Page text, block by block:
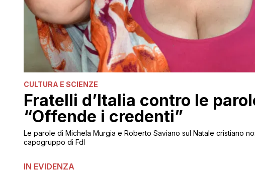
CULTURA E SCIENZE
Fratelli d’Italia contro le
“Offende i credenti”
Le parole di Michela Murgia e Roberto Saviano sul Natale cristiano
capogruppo di FdI
IN EVIDENZA